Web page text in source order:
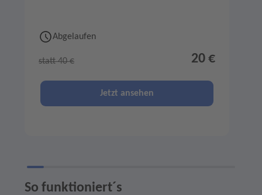
Abgelaufen
statt 40 € 20 €
Jetzt ansehen
So funktioniert´s